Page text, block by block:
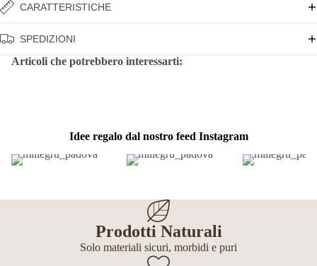
CARATTERISTICHE
SPEDIZIONI
Articoli che potrebbero interessarti:
Idee regalo dal nostro feed Instagram
Prodotti Naturali
Solo materiali sicuri, morbidi e puri